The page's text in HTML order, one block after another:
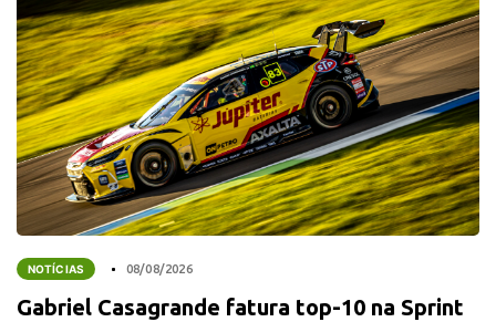
NOTÍCIAS 08/08/2026
Gabriel Casagrande fatura top-10 na Sprint